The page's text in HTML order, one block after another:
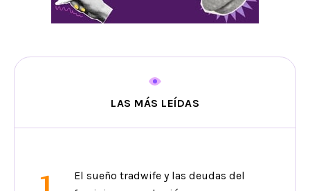
LAS MÁS LEÍDAS
El sueño tradwife y las deudas del